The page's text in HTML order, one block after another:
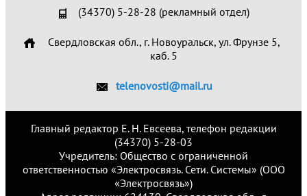
(34370) 5-28-28 (рекламный отдел)
Свердловская обл., г. Новоуральск, ул. Фрунзе 5,
каб. 5
telenovosti@mail.ru
Главный редактор Е. Н. Евсеева, телефон редакции
(34370) 5-28-03
Учредитель: Общество с ограниченной
ответственностью «Электросвязь. Сети. Системы» (ООО
«Электросвязь»)